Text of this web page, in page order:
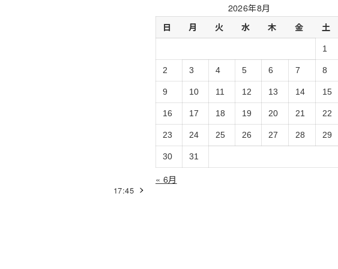
17:45
去
の
ア
ー
カ
イ
ブ
2026年8月
日 月 火 水 木 金 土
1
2 3 4 5 6 7 8
9 10 11 12 13 14 15
16 17 18 19 20 21 22
23 24 25 26 27 28 29
30 31
« 6月